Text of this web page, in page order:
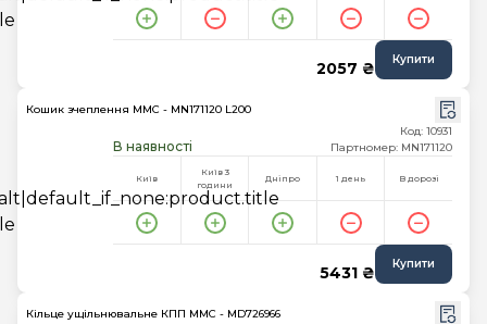
2057 ₴ Купити
Кошик зчеплення MMC - MN171120 L200
В наявності
Код: 10931
Партномер: MN171120
Київ
Київ 3
години
Дніпро 1 день В дорозі
5431 ₴ Купити
Кільце ущільнювальне КПП MMC - MD726966